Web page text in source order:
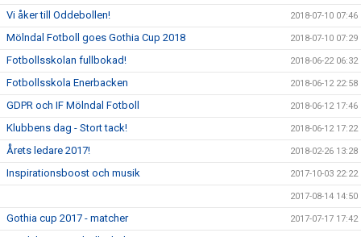
Vi åker till Oddebollen! 2018-07-10 07:46
Mölndal Fotboll goes Gothia Cup 2018 2018-07-10 07:29
Fotbollsskolan fullbokad! 2018-06-22 06:32
Fotbollsskola Enerbacken 2018-06-12 22:58
GDPR och IF Mölndal Fotboll 2018-06-12 17:46
Klubbens dag - Stort tack! 2018-06-12 17:22
Årets ledare 2017! 2018-02-26 13:28
Inspirationsboost och musik 2017-10-03 22:22
2017-08-14 14:50
Gothia cup 2017 - matcher 2017-07-17 17:42